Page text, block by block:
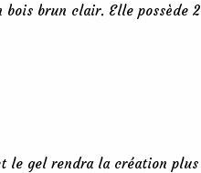
brun clair. Elle possède 2
le gel rendra la création plus